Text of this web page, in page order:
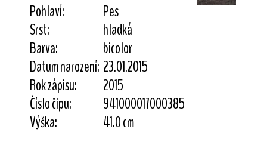
Pohlaví:
Pes
Srst:
hladká
Barva:
bicolor
Datum narození: 23.01.2015
Rok zápisu:
2015
Číslo čipu:
941000017000385
Výška:
41.0 cm